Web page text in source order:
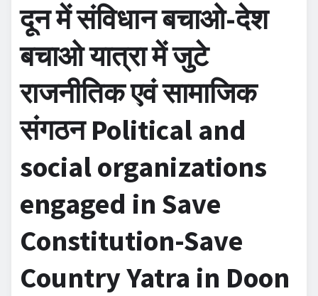
दून में संविधान बचाओ-देश
बचाओ यात्रा में जुटे
राजनीतिक एवं सामाजिक
संगठन Political and
social organizations
engaged in Save
Constitution-Save
Country Yatra in Doon